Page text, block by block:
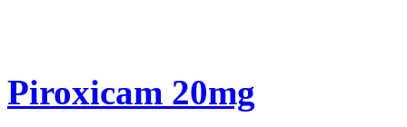
Piroxicam 20mg